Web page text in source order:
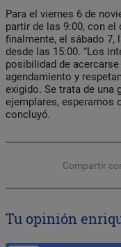
Para el viernes 6 de
partir de las 9:00, con el
finalmente, el sábado
desde las 15:00. “Los
posibilidad de
agendamiento y
exigido. Se trata de una
ejemplares, esperamos
concluyó.
Compartir
Tu opinión